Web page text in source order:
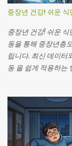
중장년 건강! 쉬운 식
중장년 건강! 쉬운
동을 통해 중장년층
립니다. 최신 데이터
동 을 쉽게 적용하는
오류를 일으키겠지
차이를 만든다는 걸
고 싶어요. 오늘은
해 쉽게 시작할 수 있